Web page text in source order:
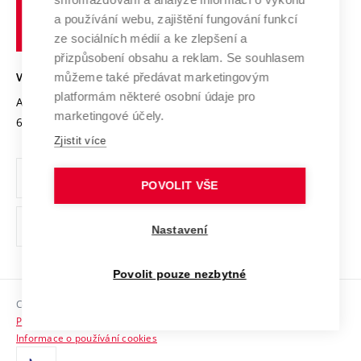
Transfer znalostí
Open Science
Projekty
Projekty ze strukturálních fondů
Specifický výzkum
Služby univerzity
Mezinárodní dohody
Univerzitní sítě
Podnikavá univerzita / ContriBUTe
Bezpečná univerzita
Vyznamenání
Organizační struktura
Ochrana osobních údajů
odkaz)
Sociální bezpečí
HR Award
učení
technické
VYSOKÉ UČENÍ TECHNICKÉ V BRNĚ
Antonínská 548/1
602 00 Brno
www.vut.cz
vut@vutbr.cz
Copyright © 2026 VUT
Prohlášení o přístupnosti
Informace o používání cookies
a používání webu, zajištění fungování funkcí
ze sociálních médií a ke zlepšení a
přizpůsobení obsahu a reklam. Se souhlasem
můžeme také předávat marketingovým
platformám některé osobní údaje pro
marketingové účely.
Zjistit více
POVOLIT VŠE
Nastavení
Povolit pouze nezbytné